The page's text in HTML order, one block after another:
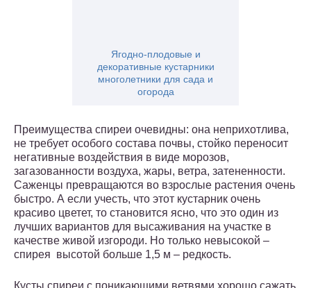
Ягодно-плодовые и
декоративные кустарники
многолетники для сада и
огорода
Преимущества спиреи очевидны: она неприхотлива,
не требует особого состава почвы, стойко переносит
негативные воздействия в виде морозов,
загазованности воздуха, жары, ветра, затененности.
Саженцы превращаются во взрослые растения очень
быстро. А если учесть, что этот кустарник очень
красиво цветет, то становится ясно, что это один из
лучших вариантов для высаживания на участке в
качестве живой изгороди. Но только невысокой –
спирея высотой больше 1,5 м – редкость.